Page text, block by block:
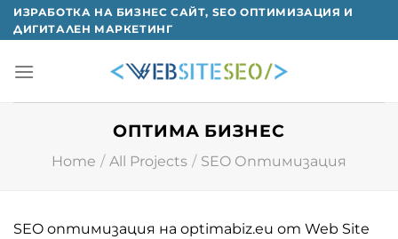
Skip
to
ИЗРАБОТКА НА БИЗНЕС САЙТ, SEO ОПТИМИЗАЦИЯ И
ДИГИТАЛЕН МАРКЕТИНГ
ОПТИМА БИЗНЕС
Home / All Projects / SEO Оптимизация
SEO оптимизация на optimabiz.eu от Web Site